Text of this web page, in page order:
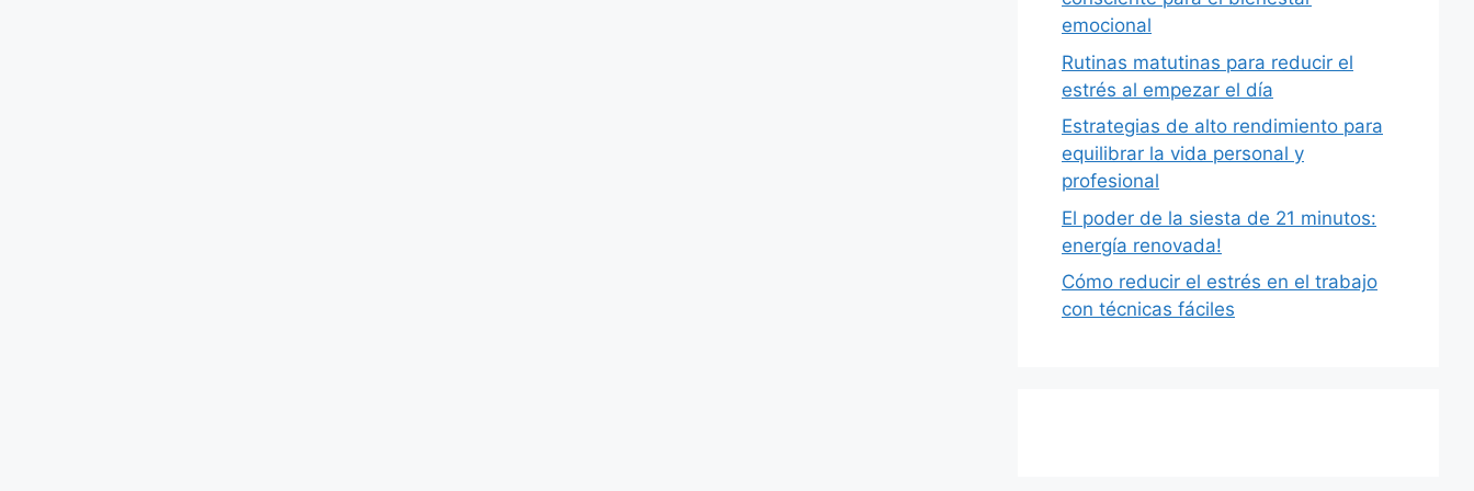
emocional
Rutinas matutinas para reducir el
estrés al empezar el día
Estrategias de alto rendimiento para
equilibrar la vida personal y
profesional
El poder de la siesta de 21 minutos:
energía renovada!
Cómo reducir el estrés en el trabajo
con técnicas fáciles